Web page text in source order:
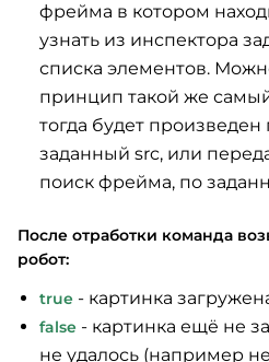
фрейма в котором
узнать из инспектора
списка элементов.
принцип такой же
тогда будет
заданный src, или
поиск фрейма, по
После отработки команда
робот:
true - картинка
false - картинка ещё не
не удалось (например